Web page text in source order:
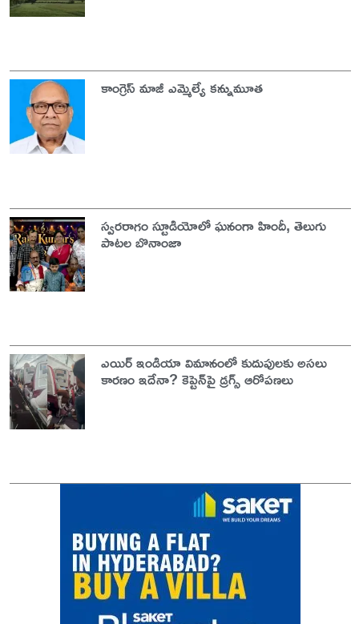
కాంగ్రెస్ మాజీ ఎమ్మెల్యే కన్నుమూత
స్వరరాగం స్టూడియోలో ఘనంగా హిందీ, తెలుగు
పాటల బొనాంజా
ఎయిర్ ఇండియా విమానంలో కుదుపులకు అసలు
కారణం ఇదేనా? కెప్టెన్‌పై డ్రగ్స్ ఆరోపణలు